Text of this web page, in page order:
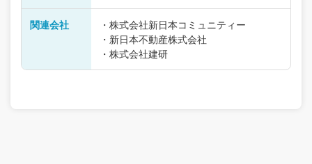
関連会社
・株式会社新日本コミュニティー
・新日本不動産株式会社
・株式会社建研